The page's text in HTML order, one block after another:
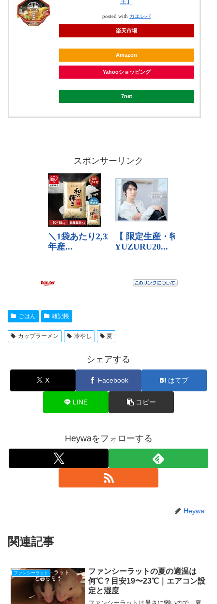
posted with カエレバ
楽天市場
Amazon
Yahooショッピング
7net
スポンサーリンク
ごはん 雑記帳
カップラーメン 冷やし 夏
シェアする
X Facebook はてブ
LINE コピー
Heywaをフォローする
Heywa
関連記事
ファンシーラット
ファンシーラットの夏の適温は
何℃？目安19〜23℃｜エアコン設
定と湿度